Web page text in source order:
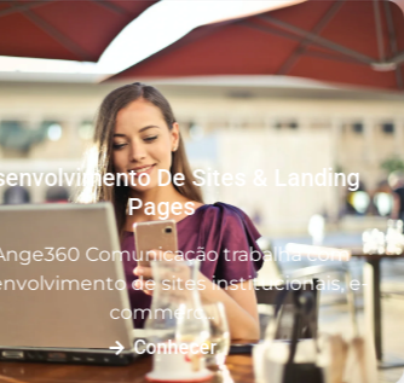
De Sites & Landing
Pages
Comunicação trabalha com
de sites institucionais, e-
commerc...
Conhecer